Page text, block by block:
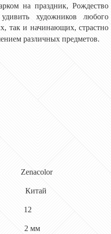
на праздник, Рождество
художников любого
так и начинающих, страстно
различных предметов.
Китай
12
2 мм